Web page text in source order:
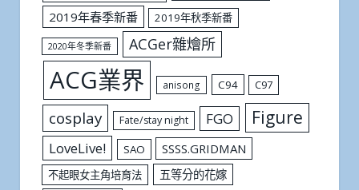
2019年春季新番
2019年秋季新番
2020年冬季新番 ACGer雜燴所
ACG業界 anisong C94 C97
cosplay Fate/stay night FGO Figure
LoveLive! SAO SSSS.GRIDMAN
不起眼女主角培育法 五等分的花嫁